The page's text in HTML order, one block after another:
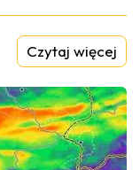
Czytaj więcej